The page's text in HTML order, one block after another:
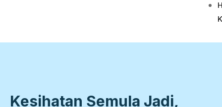
Kesihatan Semula Jadi,